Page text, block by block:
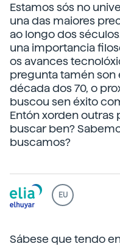
Estamos sós no
una das maiores
ao longo dos
una importancia
os avances
pregunta tamén son
década dos 70, o
buscou sen éxito
Entón xorden outras
buscar ben?
buscamos?
EU
Sábese que tendo